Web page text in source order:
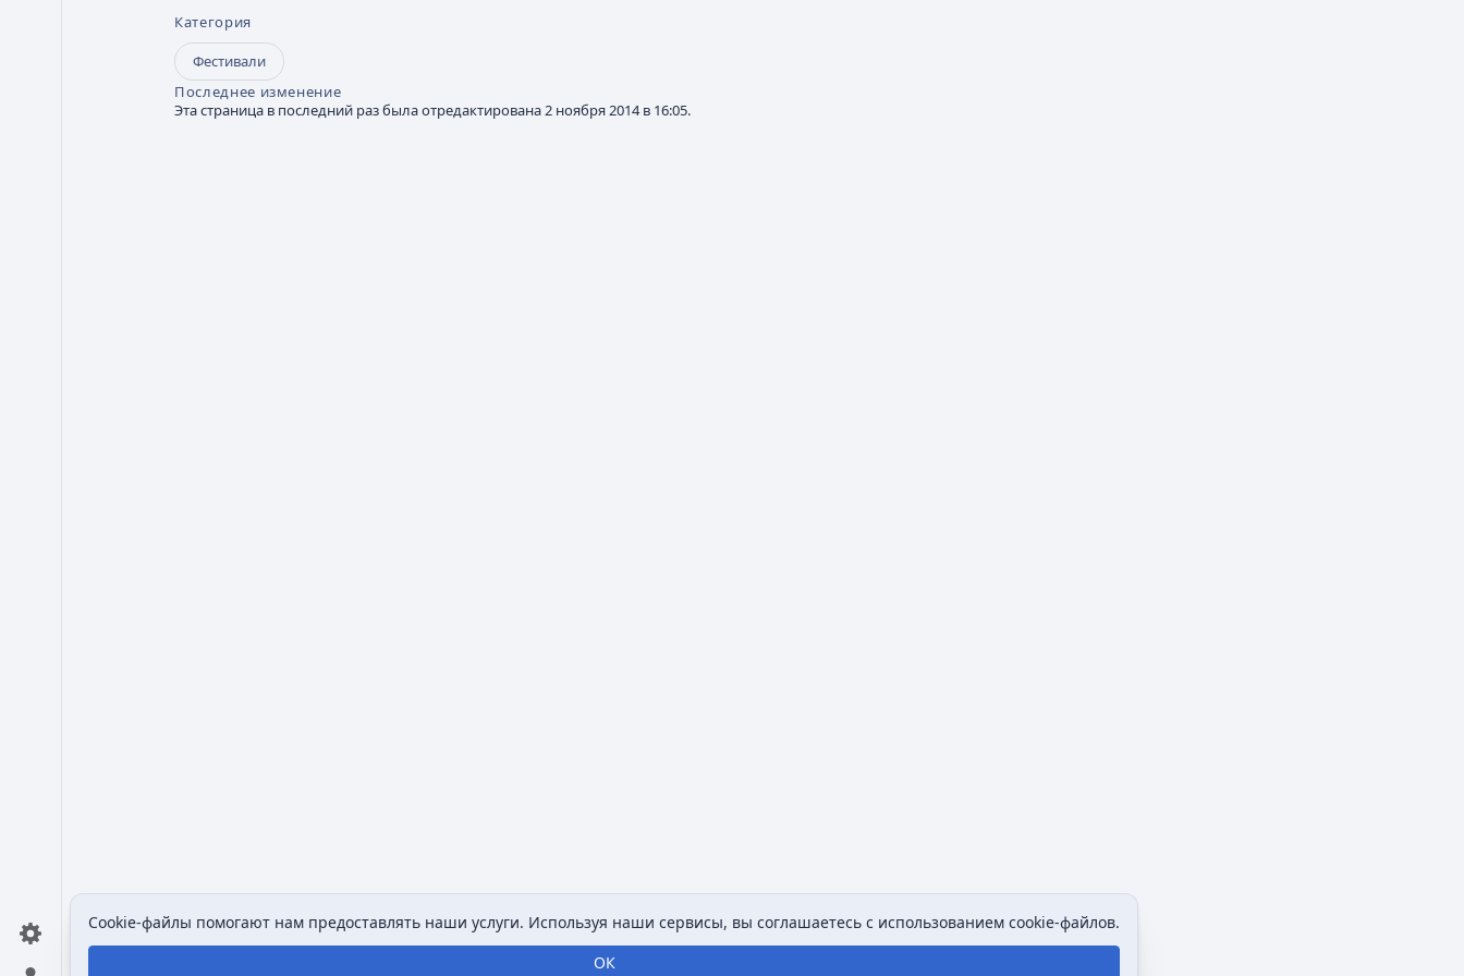
Категория
Фестивали
Последнее изменение
Эта страница в последний раз была отредактирована 2 ноября 2014 в 16:05.
Cookie-файлы помогают нам предоставлять наши услуги. Используя наши сервисы, вы соглашаетесь с использованием cookie-файлов.
ОК